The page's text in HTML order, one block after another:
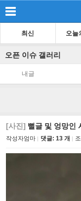
최신 오늘
오픈 이슈 갤러리
내글
[사진] 뻘글 및 엉망인
작성자엄마 댓글: 13 개